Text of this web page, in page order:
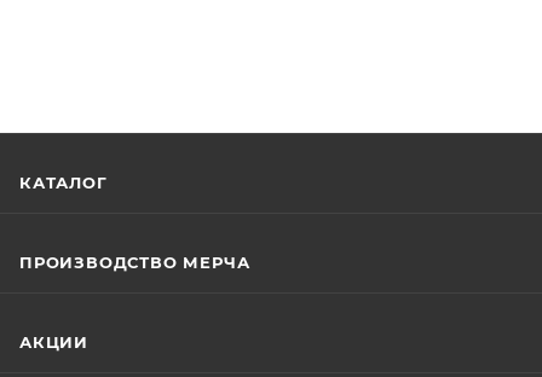
КАТАЛОГ
ПРОИЗВОДСТВО МЕРЧА
АКЦИИ